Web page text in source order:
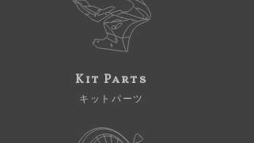
Kit Parts
キットパーツ